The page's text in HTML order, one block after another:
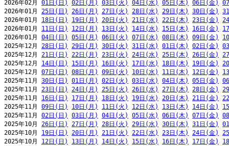
2026年02月 01日(日) 02日(月) 03日(火) 04日(水) 05日(木) 06日(金)
2026年01月 25日(日) 26日(月) 27日(火) 28日(水) 29日(木) 30日(金)
2026年01月 18日(日) 19日(月) 20日(火) 21日(水) 22日(木) 23日(金)
2026年01月 11日(日) 12日(月) 13日(火) 14日(水) 15日(木) 16日(金)
2026年01月 04日(日) 05日(月) 06日(火) 07日(水) 08日(木) 09日(金)
2025年12月 28日(日) 29日(月) 30日(火) 31日(水) 01日(木) 02日(金)
2025年12月 21日(日) 22日(月) 23日(火) 24日(水) 25日(木) 26日(金)
2025年12月 14日(日) 15日(月) 16日(火) 17日(水) 18日(木) 19日(金)
2025年12月 07日(日) 08日(月) 09日(火) 10日(水) 11日(木) 12日(金)
2025年11月 30日(日) 01日(月) 02日(火) 03日(水) 04日(木) 05日(金)
2025年11月 23日(日) 24日(月) 25日(火) 26日(水) 27日(木) 28日(金)
2025年11月 16日(日) 17日(月) 18日(火) 19日(水) 20日(木) 21日(金)
2025年11月 09日(日) 10日(月) 11日(火) 12日(水) 13日(木) 14日(金)
2025年11月 02日(日) 03日(月) 04日(火) 05日(水) 06日(木) 07日(金)
2025年10月 26日(日) 27日(月) 28日(火) 29日(水) 30日(木) 31日(金)
2025年10月 19日(日) 20日(月) 21日(火) 22日(水) 23日(木) 24日(金)
2025年10月 12日(日) 13日(月) 14日(火) 15日(水) 16日(木) 17日(金)